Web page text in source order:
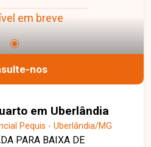
em breve
nos
em Uberlândia
Pequis - Uberlândia/MG
PARA BAIXA DE